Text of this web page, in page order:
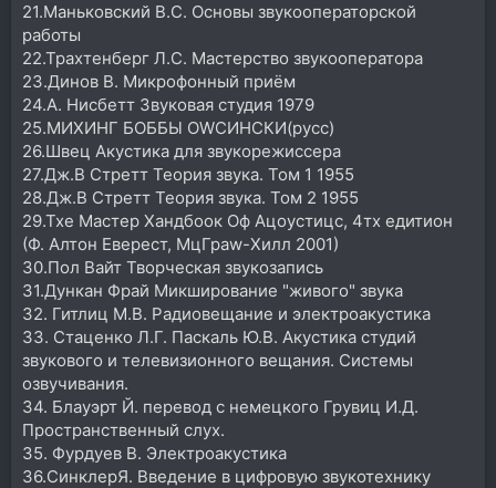
21.Маньковский В.С. Основы звукооператорской
работы
22.Трахтенберг Л.С. Мастерство звукооператора
23.Динов В. Микрофонный приём
24.А. Нисбетт Звуковая студия 1979
25.МИХИНГ БОББЫ ОWСИНСКИ(русс)
26.Швец Акустика для звукорежиссера
27.Дж.В Стретт Теория звука. Том 1 1955
28.Дж.В Стретт Теория звука. Том 2 1955
29.Тхе Мастер Хандбоок Оф Ацоустицс, 4тх едитион
(Ф. Алтон Еверест, МцГраw-Хилл 2001)
30.Пол Вайт Творческая звукозапись
31.Дункан Фрай Микширование "живого" звука
32. Гитлиц М.В. Радиовещание и электроакустика
33. Стаценко Л.Г. Паскаль Ю.В. Акустика студий
звукового и телевизионного вещания. Системы
озвучивания.
34. Блауэрт Й. перевод с немецкого Грувиц И.Д.
Пространственный слух.
35. Фурдуев В. Электроакустика
36.СинклерЯ. Введение в цифровую звукотехнику